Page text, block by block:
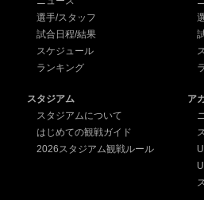
選手/スタッフ
試合日程/結果
スケジュール
ランキング
スタジアム
スタジアムについて
はじめての観戦ガイド
2026スタジアム観戦ルール
ア